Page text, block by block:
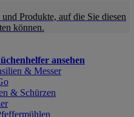
Produkte, auf die Sie diesen
können.
ansehen
& Messer
& Schürzen